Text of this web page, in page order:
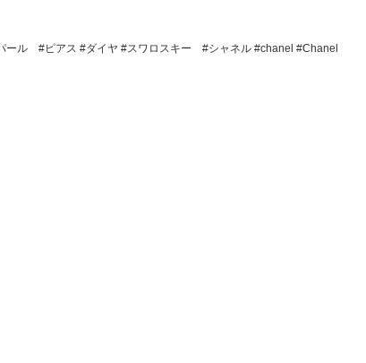
ル #ピアス #ダイヤ #スワロスキー #シャネル #chanel #Chanel